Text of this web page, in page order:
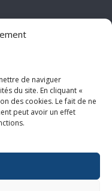
de naviguer
du site. En cliquant «
des cookies. Le fait de ne
peut avoir un effet